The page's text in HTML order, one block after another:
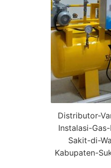
Distributor-
Instalasi-
Sakit-di-
Kabupaten-